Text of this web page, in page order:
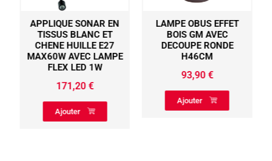
APPLIQUE SONAR EN
TISSUS BLANC ET
CHENE HUILLE E27
MAX60W AVEC LAMPE
FLEX LED 1W
171,20€
Ajouter
LAMPE OBUS EFFET
BOIS GM AVEC
DECOUPE RONDE
H46CM
93,90€
Ajouter